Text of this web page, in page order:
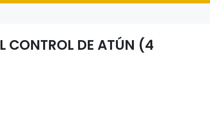
CONTROL DE ATÚN (4